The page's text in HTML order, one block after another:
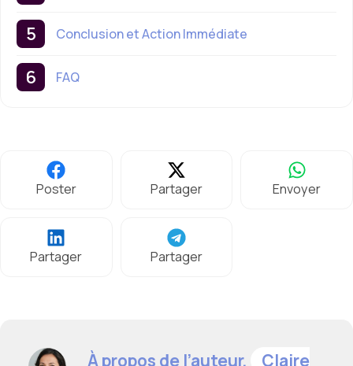
Conclusion et Action Immédiate
FAQ
Poster Partager Envoyer
Partager Partager
À propos de l’auteur,
Claire